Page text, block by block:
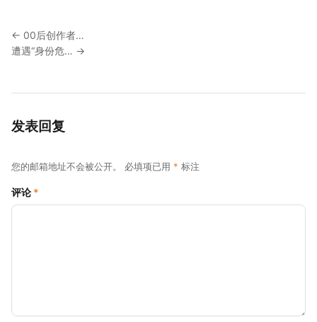
← 00后创作者…
遭遇“身份危… →
发表回复
您的邮箱地址不会被公开。 必填项已用 * 标注
评论 *